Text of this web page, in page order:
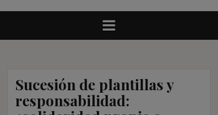
Sucesión de plantillas y
responsabilidad: